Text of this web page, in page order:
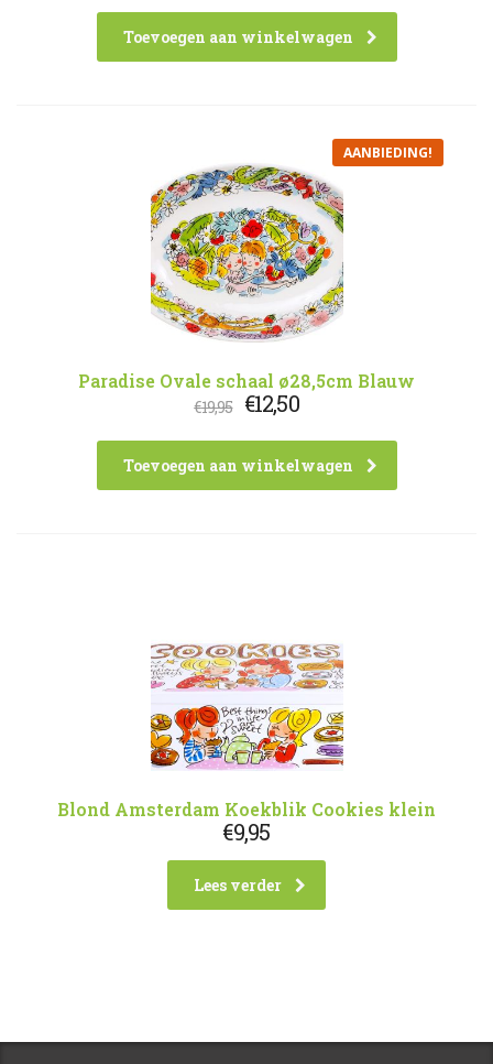
Toevoegen aan winkelwagen
AANBIEDING!
Paradise Ovale schaal ø28,5cm Blauw
€19,95 Oorspronkelijke
prijs
was:
€19,95.
€12,50Huidige
is:
€12,50.
Toevoegen aan winkelwagen
Blond Amsterdam Koekblik Cookies klein
€9,95
Lees verder